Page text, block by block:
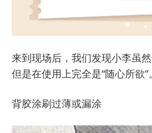
来到现场后，我们发现小李虽
但是在使用上完全是“随心所欲”。
背胶涂刷过薄或漏涂